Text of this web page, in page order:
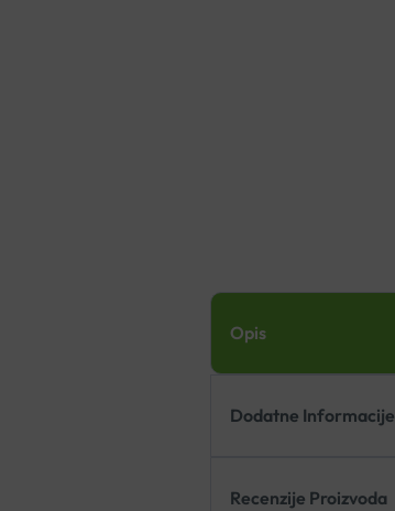
Opis
Dodatne Informacije
Recenzije Proizvoda